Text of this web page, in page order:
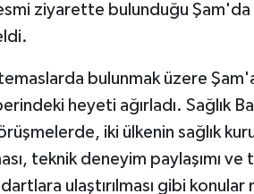
ziyarette bulunduğu Şam'da
bulunmak üzere
heyeti ağırladı. Sağlık
iki ülkenin sağlık
teknik deneyim paylaşımı ve
ulaştırılması gibi konular